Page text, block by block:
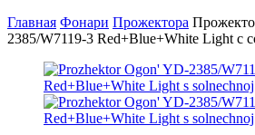
Главная Фонари Прожектора
2385/W7119-3 Red+Blue+White Light с